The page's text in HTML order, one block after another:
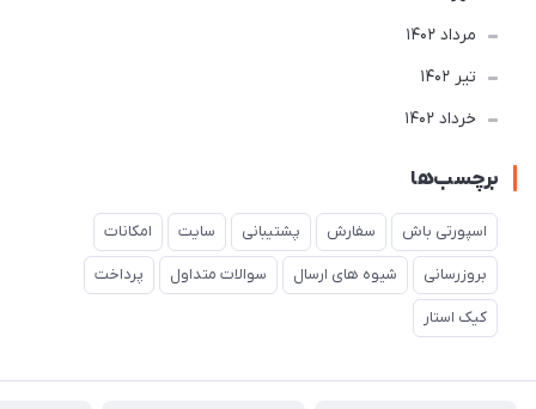
مرداد 1402
تير 1402
خرداد 1402
برچسب‌ها
اسپورتی باش سفارش پشتیبانی سایت امکانات
بروزرسانی شیوه های ارسال سوالات متداول پرداخت
کیک استار